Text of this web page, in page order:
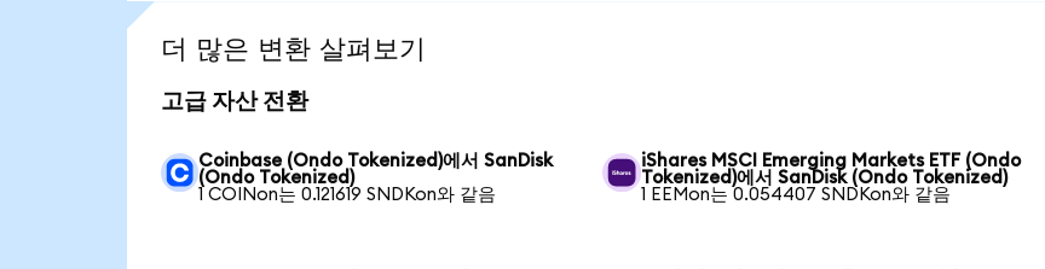
더 많은 변환 살펴보기
고급 자산 전환
Coinbase (Ondo Tokenized)에서 SanDisk
(Ondo Tokenized)
1 COINon는 0.121619 SNDKon와 같음
iShares MSCI Emerging Markets ETF (Ondo
Tokenized)에서 SanDisk (Ondo Tokenized)
1 EEMon는 0.054407 SNDKon와 같음